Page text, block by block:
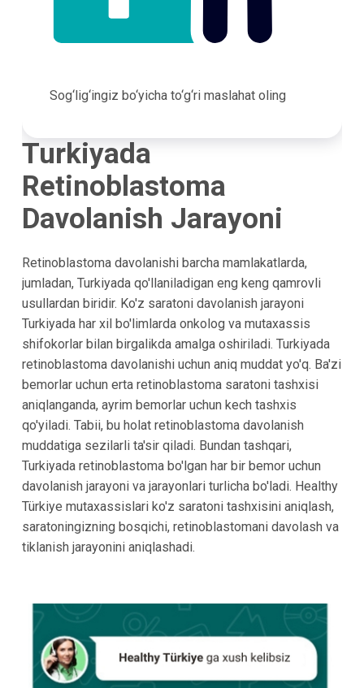
Sog‘lig‘ingiz bo‘yicha to‘g‘ri maslahat oling
Turkiyada
Retinoblastoma
Davolanish Jarayoni
Retinoblastoma davolanishi barcha mamlakatlarda,
jumladan, Turkiyada qo'llaniladigan eng keng qamrovli
usullardan biridir. Ko'z saratoni davolanish jarayoni
Turkiyada har xil bo'limlarda onkolog va mutaxassis
shifokorlar bilan birgalikda amalga oshiriladi. Turkiyada
retinoblastoma davolanishi uchun aniq muddat yo'q. Ba'zi
bemorlar uchun erta retinoblastoma saratoni tashxisi
aniqlanganda, ayrim bemorlar uchun kech tashxis
qo'yiladi. Tabii, bu holat retinoblastoma davolanish
muddatiga sezilarli ta'sir qiladi. Bundan tashqari,
Turkiyada retinoblastoma bo'lgan har bir bemor uchun
davolanish jarayoni va jarayonlari turlicha bo'ladi. Healthy
Türkiye mutaxassislari ko'z saratoni tashxisini aniqlash,
saratoningizning bosqichi, retinoblastomani davolash va
tiklanish jarayonini aniqlashadi.